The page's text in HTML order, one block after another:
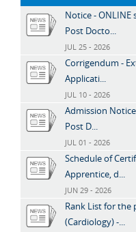
Notice -
Post Docto...
JUL 25 - 2026
Corrigendum -
Applicati...
JUL 10 - 2026
Admission
Post D...
JUL 01 - 2026
Schedule of
Apprentice, d...
JUN 29 - 2026
Rank List for the
(Cardiology) -...